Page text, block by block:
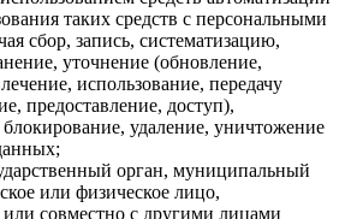
таких средств с персональными
сбор, запись, систематизацию,
уточнение (обновление,
использование, передачу
предоставление, доступ),
удаление, уничтожение
орган, муниципальный
или физическое лицо,
или совместно с другими лицами